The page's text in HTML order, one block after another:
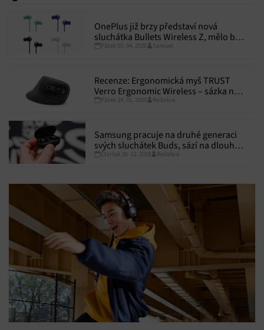
OnePlus již brzy představí nová
sluchátka Bullets Wireless Z, mělo by
jít o výkonnější a cenově dostupnější
Pátek 03. 04. 2020 Samuel
Recenze: Ergonomická myš TRUST
Verro Ergonomic Wireless – sázka na
maximální pohodlí
Pátek 24. 01. 2020 Redakce
Samsung pracuje na druhé generaci
svých sluchátek Buds, sází na dlouhou
výdrž baterie
Čtvrtek 26. 12. 2019 Redakce